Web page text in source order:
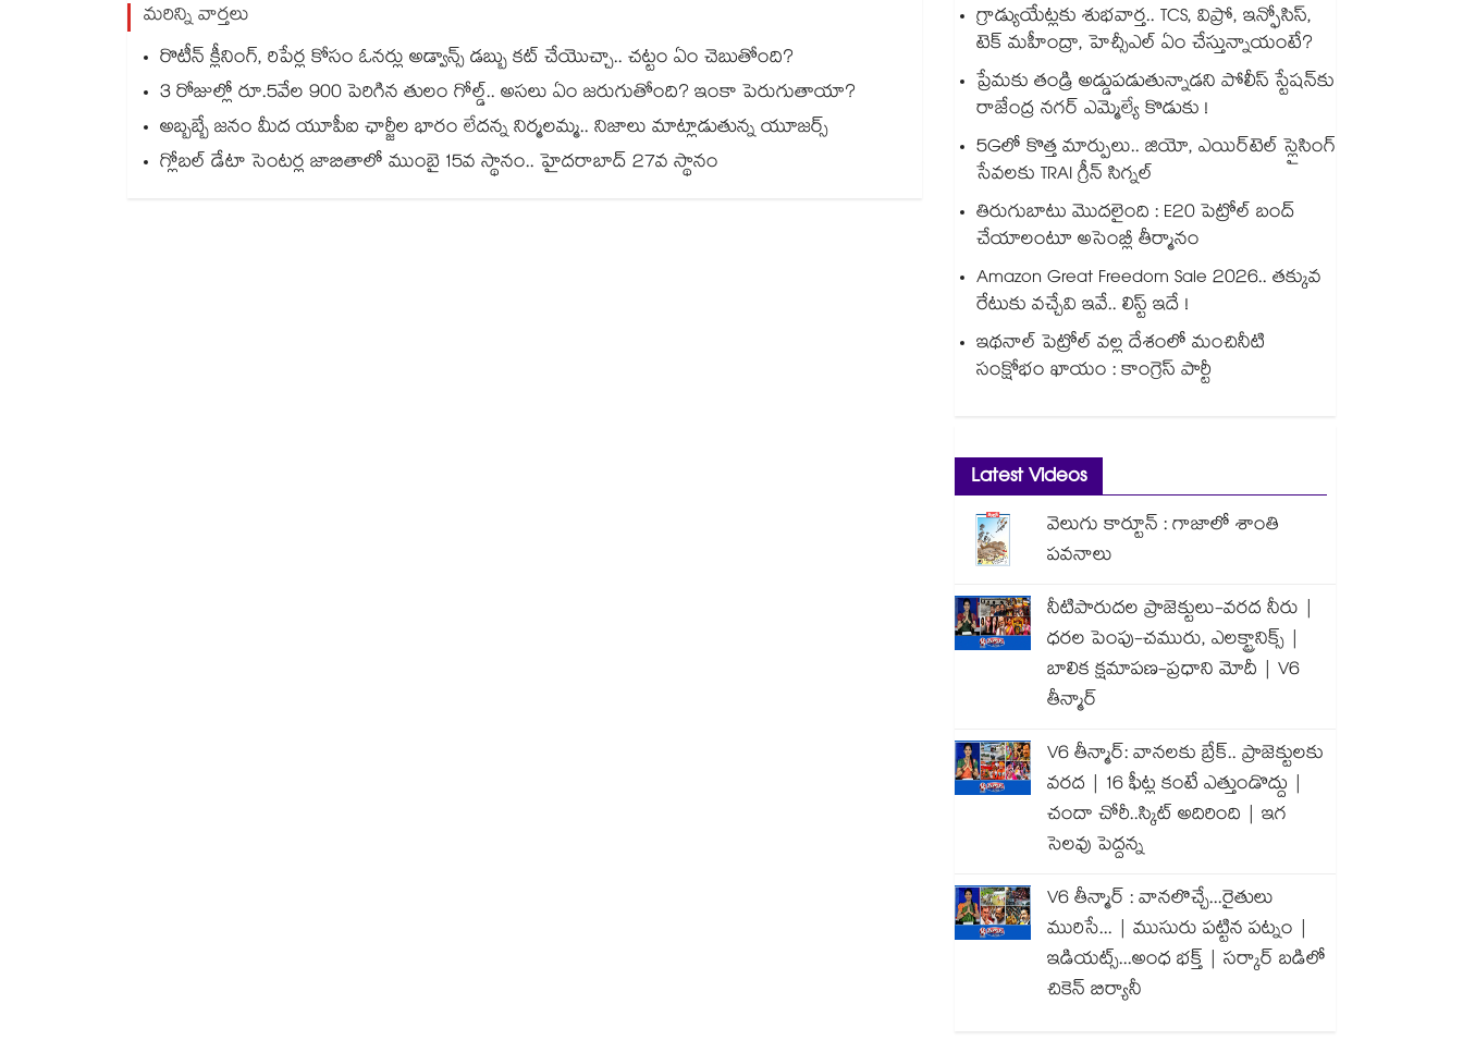
మరిన్ని వార్తలు
రొటీన్ క్లీనింగ్, రిపేర్ల కోసం ఓనర్లు అడ్వాన్స్ డబ్బు కట్ చేయెుచ్చా.. చట్టం ఏం చెబుతోంది?
3 రోజుల్లో రూ.5వేల 900 పెరిగిన తులం గోల్డ్.. అసలు ఏం జరుగుతోంది? ఇంకా పెరుగుతాయా?
అబ్బబ్బే జనం మీద యూపీఐ ఛార్జీల భారం లేదన్న నిర్మలమ్మ.. నిజాలు మాట్లాడుతున్న యూజర్స్
గ్లోబల్ డేటా సెంటర్ల జాబితాలో ముంబై 15వ స్థానం.. హైదరాబాద్ 27వ స్థానం
గ్రాడ్యుయేట్లకు శుభవార్త.. TCS, విప్రో, ఇన్ఫోసిస్,
టెక్ మహీంద్రా, హెచ్సీఎల్ ఏం చేస్తున్నాయంటే?
ప్రేమకు తండ్రి అడ్డుపడుతున్నాడని పోలీస్ స్టేషన్⁪కు
రాజేంద్ర నగర్ ఎమ్మెల్యే కొడుకు !
5Gలో కొత్త మార్పులు.. జియో, ఎయిర్‌టెల్ స్లైసింగ్
సేవలకు TRAI గ్రీన్ సిగ్నల్
తిరుగుబాటు మొదలైంది : E20 పెట్రోల్ బంద్
చేయాలంటూ అసెంబ్లీ తీర్మానం
Amazon Great Freedom Sale 2026.. తక్కువ
రేటుకు వచ్చేవి ఇవే.. లిస్ట్ ఇదే !
ఇథనాల్ పెట్రోల్ వల్ల దేశంలో మంచినీటి
సంక్షోభం ఖాయం : కాంగ్రెస్ పార్టీ
Latest Videos
వెలుగు కార్టూన్ : గాజాలో శాంతి
పవనాలు
నీటిపారుదల ప్రాజెక్టులు-వరద నీరు |
ధరల పెంపు-చమురు, ఎలక్ట్రానిక్స్ |
బాలిక క్షమాపణ-ప్రధాని మోదీ | V6
తీన్మార్
V6 తీన్మార్: వానలకు బ్రేక్.. ప్రాజెక్టులకు
వరద | 16 ఫీట్ల కంటే ఎత్తుండొద్దు |
చందా చోరీ..స్కిట్ అదిరింది | ఇగ
సెలవు పెద్దన్న
V6 తీన్మార్ : వానలొచ్చే...రైతులు
మురిసే... | ముసురు పట్టిన పట్నం |
ఇడియట్స్...అంధ భక్త్ | సర్కార్ బడిలో
చికెన్ బిర్యానీ